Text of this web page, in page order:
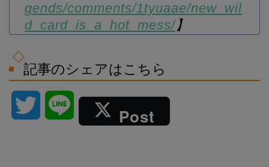
gends/comments/1tyuaae/new_wil
d_card_is_a_hot_mess/】
記事のシェアはこちら
Post